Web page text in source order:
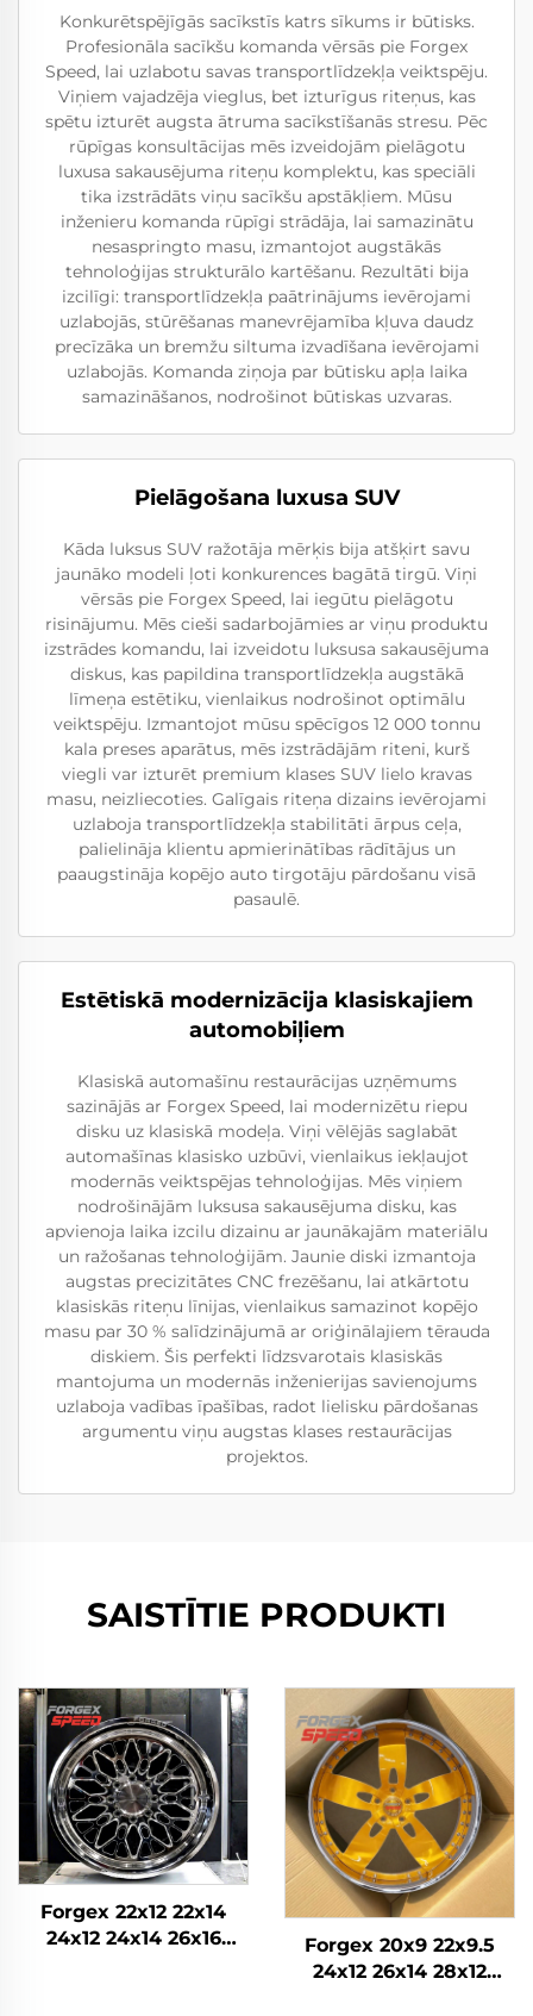
Konkurētspējīgās sacīkstīs katrs sīkums ir būtisks.
Profesionāla sacīkšu komanda vērsās pie Forgex
Speed, lai uzlabotu savas transportlīdzekļa veiktspēju.
Viņiem vajadzēja vieglus, bet izturīgus riteņus, kas
spētu izturēt augsta ātruma sacīkstīšanās stresu. Pēc
rūpīgas konsultācijas mēs izveidojām pielāgotu
luxusa sakausējuma riteņu komplektu, kas speciāli
tika izstrādāts viņu sacīkšu apstākļiem. Mūsu
inženieru komanda rūpīgi strādāja, lai samazinātu
nesaspringto masu, izmantojot augstākās
tehnoloģijas strukturālo kartēšanu. Rezultāti bija
izcilīgi: transportlīdzekļa paātrinājums ievērojami
uzlabojās, stūrēšanas manevrējamība kļuva daudz
precīzāka un bremžu siltuma izvadīšana ievērojami
uzlabojās. Komanda ziņoja par būtisku apļa laika
samazināšanos, nodrošinot būtiskas uzvaras.
Pielāgošana luxusa SUV
Kāda luksus SUV ražotāja mērķis bija atšķirt savu
jaunāko modeli ļoti konkurences bagātā tirgū. Viņi
vērsās pie Forgex Speed, lai iegūtu pielāgotu
risinājumu. Mēs cieši sadarbojāmies ar viņu produktu
izstrādes komandu, lai izveidotu luksusa sakausējuma
diskus, kas papildina transportlīdzekļa augstākā
līmeņa estētiku, vienlaikus nodrošinot optimālu
veiktspēju. Izmantojot mūsu spēcīgos 12 000 tonnu
kala preses aparātus, mēs izstrādājām riteni, kurš
viegli var izturēt premium klases SUV lielo kravas
masu, neizliecoties. Galīgais riteņa dizains ievērojami
uzlaboja transportlīdzekļa stabilitāti ārpus ceļa,
palielināja klientu apmierinātības rādītājus un
paaugstināja kopējo auto tirgotāju pārdošanu visā
pasaulē.
Estētiskā modernizācija klasiskajiem
automobiļiem
Klasiskā automašīnu restaurācijas uzņēmums
sazinājās ar Forgex Speed, lai modernizētu riepu
disku uz klasiskā modeļa. Viņi vēlējās saglabāt
automašīnas klasisko uzbūvi, vienlaikus iekļaujot
modernās veiktspējas tehnoloģijas. Mēs viņiem
nodrošinājām luksusa sakausējuma disku, kas
apvienoja laika izcilu dizainu ar jaunākajām materiālu
un ražošanas tehnoloģijām. Jaunie diski izmantoja
augstas precizitātes CNC frezēšanu, lai atkārtotu
klasiskās riteņu līnijas, vienlaikus samazinot kopējo
masu par 30 % salīdzinājumā ar oriģinālajiem tērauda
diskiem. Šis perfekti līdzsvarotais klasiskās
mantojuma un modernās inženierijas savienojums
uzlaboja vadības īpašības, radot lielisku pārdošanas
argumentu viņu augstas klases restaurācijas
projektos.
SAISTĪTIE PRODUKTI
Forgex 22x12 22x14
24x12 24x14 26x16
Forgex 20x9 22x9.5
24x12 26x14 28x12